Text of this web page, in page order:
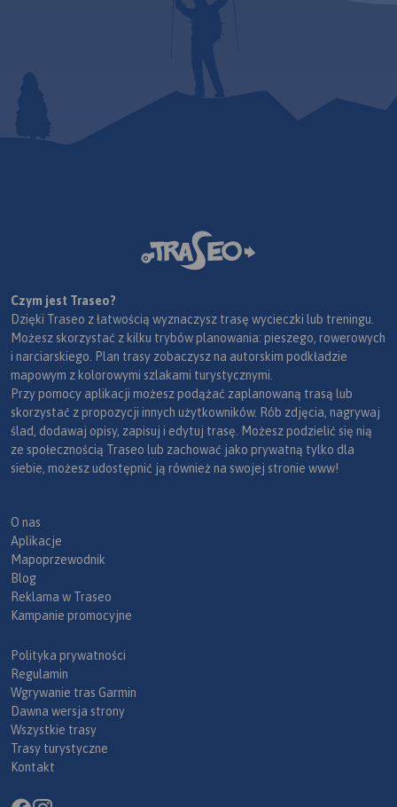
Czym jest Traseo?
Dzięki Traseo z łatwością wyznaczysz trasę wycieczki lub treningu.
Możesz skorzystać z kilku trybów planowania: pieszego, rowerowych
i narciarskiego. Plan trasy zobaczysz na autorskim podkładzie
mapowym z kolorowymi szlakami turystycznymi.
Przy pomocy aplikacji możesz podążać zaplanowaną trasą lub
skorzystać z propozycji innych użytkowników. Rób zdjęcia, nagrywaj
ślad, dodawaj opisy, zapisuj i edytuj trasę. Możesz podzielić się nią
ze społecznością Traseo lub zachować jako prywatną tylko dla
siebie, możesz udostępnić ją również na swojej stronie www!
O nas
Aplikacje
Mapoprzewodnik
Blog
Reklama w Traseo
Kampanie promocyjne
Polityka prywatności
Regulamin
Wgrywanie tras Garmin
Dawna wersja strony
Wszystkie trasy
Trasy turystyczne
Kontakt